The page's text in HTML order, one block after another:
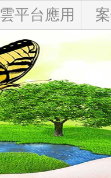
雲平台應用